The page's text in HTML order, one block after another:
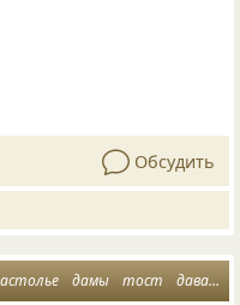
Обсудить
дамы тост давать